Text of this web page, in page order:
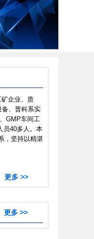
企业、质
备、普科系实
GMP车间工
员40多人。本
，坚持以精湛
更多 >>
更多 >>